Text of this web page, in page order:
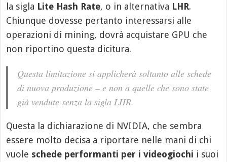
la sigla Lite Hash Rate, o in alternativa LHR.
Chiunque dovesse pertanto interessarsi alle
operazioni di mining, dovrà acquistare GPU che
non riportino questa dicitura.
Questa limitazione si applicherà soltanto alle schede
di nuova produzione – e non a quelle che sono state
già vendute senza la sigla LHR.
Questa la dichiarazione di NVIDIA, che sembra
essere molto decisa a riportare nelle mani di chi
vuole schede performanti per i videogiochi i suoi